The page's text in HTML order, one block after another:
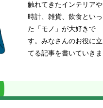
触れてきたインテリアや
時計、雑貨、飲食といっ
た「モノ」が大好きで
す。みなさんのお役に立
てる記事を書いていきま